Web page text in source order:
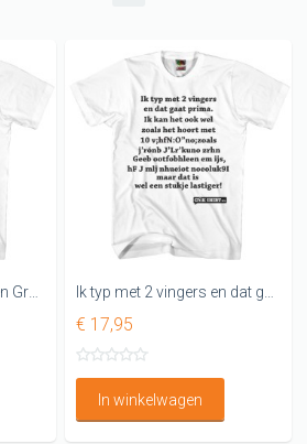
Ik heb een nieuwe wagen Grappig shirt voor de vader Ik typ met 2 vingers en dat gaat prima Leuk shirt
€ 17,95
In winkelwagen